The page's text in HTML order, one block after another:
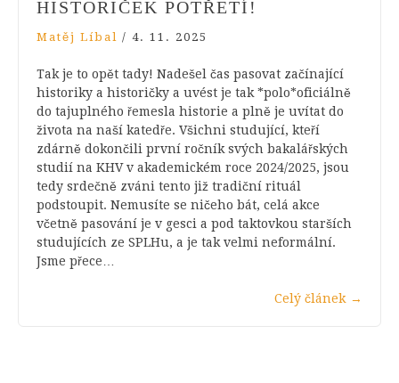
HISTORIČEK POTŘETÍ!
Matěj Líbal / 4. 11. 2025
Tak je to opět tady! Nadešel čas pasovat začínající
historiky a historičky a uvést je tak *polo*oficiálně
do tajuplného řemesla historie a plně je uvítat do
života na naší katedře. Všichni studující, kteří
zdárně dokončili první ročník svých bakalářských
studií na KHV v akademickém roce 2024/2025, jsou
tedy srdečně zváni tento již tradiční rituál
podstoupit. Nemusíte se ničeho bát, celá akce
včetně pasování je v gesci a pod taktovkou starších
studujících ze SPLHu, a je tak velmi neformální.
Jsme přece…
Celý článek →